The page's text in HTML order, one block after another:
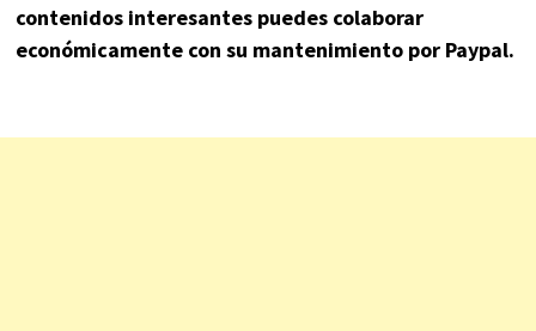
contenidos interesantes puedes colaborar
económicamente con su mantenimiento por Paypal.